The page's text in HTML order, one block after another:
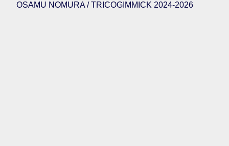
OSAMU NOMURA / TRICOGIMMICK 2024-2026